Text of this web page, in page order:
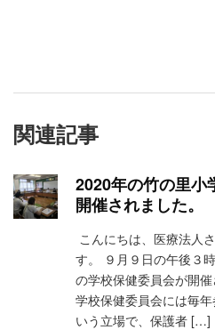
関連記事
2020年の竹の里小
開催されました。
こんにちは、医療法人
す。 ９月９日の午後３
の学校保健委員会が開
学校保健委員会には毎
いう立場で、保護者 […]